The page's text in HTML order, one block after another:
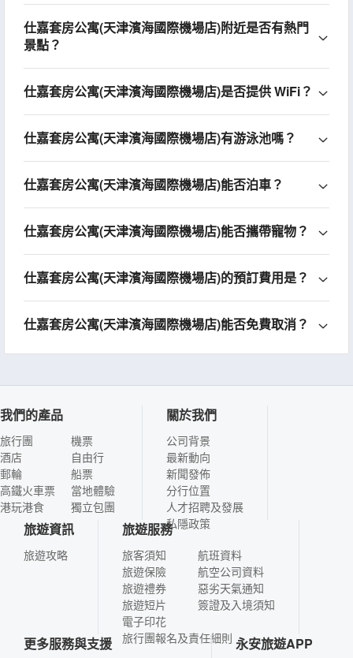
仕嘉套房公寓(天津濱海國際機場店)附近是否有熱門
景點？
仕嘉套房公寓(天津濱海國際機場店)是否提供 WiFi？
仕嘉套房公寓(天津濱海國際機場店)有游泳池嗎？
仕嘉套房公寓(天津濱海國際機場店)能否泊車？
仕嘉套房公寓(天津濱海國際機場店)能否攜帶寵物？
仕嘉套房公寓(天津濱海國際機場店)的預訂費用是？
仕嘉套房公寓(天津濱海國際機場店)能否免費取消？
我們的產品
旅行團
酒店
郵輪
高鐵火車票
港玩港食
機票
自由行
船票
當地體驗
獨立包團
關於我們
公司背景
最新動向
新聞發佈
分行位置
人才招聘及發展
私隱政策
旅遊資訊
旅遊攻略
旅遊服務
旅客須知
旅遊保險
旅遊禮券
旅遊短片
電子印花
航班資料
航空公司資料
惡劣天氣通知
簽證及入境須知
旅行團報名及責任細則
更多服務與支援 永安旅遊APP